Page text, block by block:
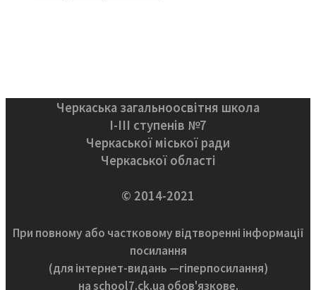
Черкаська загальноосвітня школа
І-ІІІ ступенів №7
Черкаської міської ради
Черкаської області
© 2014-2021
При повному або частковому відтворенні інформації
посилання
(для інтернет-видань —гіперпосилання)
на school7.ck.ua обов'язкове.